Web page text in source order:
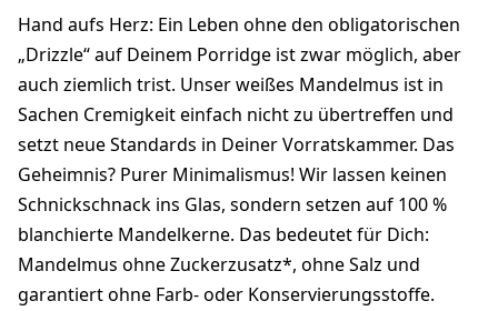
Hand aufs Herz: Ein Leben ohne den obligatorischen
„Drizzle“ auf Deinem Porridge ist zwar möglich, aber
auch ziemlich trist. Unser weißes Mandelmus ist in
Sachen Cremigkeit einfach nicht zu übertreffen und
setzt neue Standards in Deiner Vorratskammer. Das
Geheimnis? Purer Minimalismus! Wir lassen keinen
Schnickschnack ins Glas, sondern setzen auf 100 %
blanchierte Mandelkerne. Das bedeutet für Dich:
Mandelmus ohne Zuckerzusatz*, ohne Salz und
garantiert ohne Farb- oder Konservierungsstoffe.